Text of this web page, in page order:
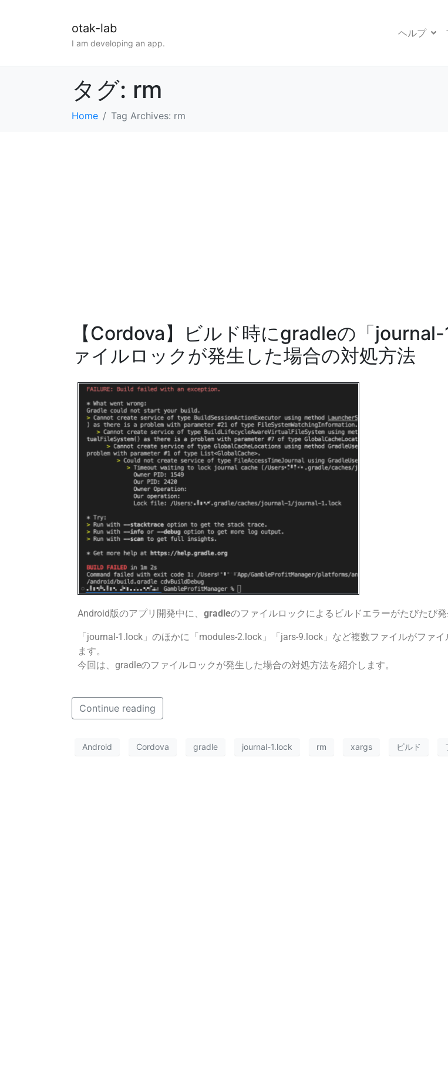
otak-lab
I am developing an app.
ヘルプ
タグ: rm
Home Tag Archives: rm
【Cordova】ビルド時にgradleの「
ァイルロックが発生した場合の対処方法
Android版のアプリ開発中に、 gradleのファイルロックによるビルドエラーがたびたび発
「journal-1.lock」のほかに「modules-2.lock」「jars-9.lock」など複数ファイルがファ
ます。
今回は、gradleのファイルロックが発生した場合の対処方法を紹介します。
Continue reading
Android Cordova gradle journal-1.lock rm xargs ビルド